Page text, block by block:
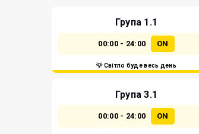
Група 1.1
00:00 - 24:00 ON
💡 Світло буде весь день
Група 3.1
00:00 - 24:00 ON